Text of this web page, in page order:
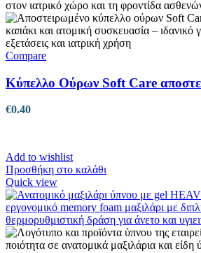
Compare
Κύπελλο Ούρων Soft Care
€0.40
Add to wishlist
Προσθήκη στο καλάθι
Quick view